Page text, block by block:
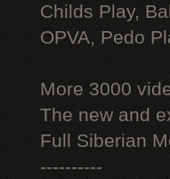
Childs Play,
OPVA, Pedo
More 3000
The new and
Full Siberian
----------